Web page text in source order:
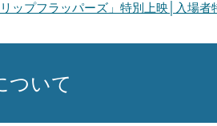
リップフラッパーズ」特別上映│入場
ついて